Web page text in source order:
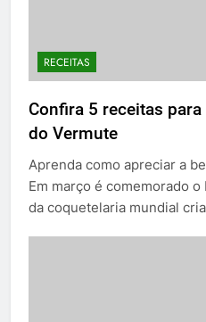
RECEITAS
Confira 5 receitas
do Vermute
Aprenda como apreciar a
Em março é comemorado
da coquetelaria mundial